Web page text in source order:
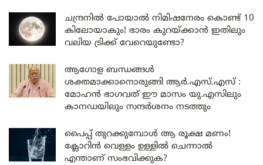
ചന്ദ്രനിൽ പോയാൽ നിമിഷനേരം കൊണ്ട് 10
കിലോയാകും! ഭാരം കുറയ്ക്കാൻ ഇതിലും
വലിയ ട്രിക്ക് വേറെയുണ്ടോ?
ആഗോള ബന്ധങ്ങൾ
ശക്തമാക്കാനൊരുങ്ങി ആർ.എസ്.എസ് :
മോഹൻ ഭാഗവത് ഈ മാസം യു.എസിലും
കാനഡയിലും സന്ദർശനം നടത്തും
പൈപ്പ് തുറക്കുമ്പോൾ ആ രൂക്ഷ മണം!
ക്ലോറിൻ വെള്ളം ഉള്ളിൽ ചെന്നാൽ
എന്താണ് സംഭവിക്കുക?